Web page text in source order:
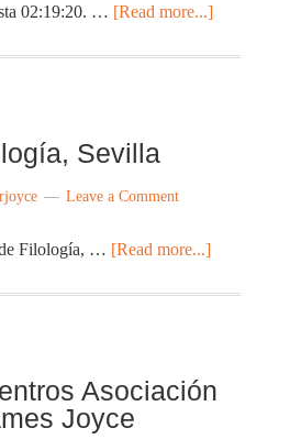
02:19:20. … [Read more...]
Sevilla
Leave a Comment
Filología, … [Read more...]
Asociación
Joyce